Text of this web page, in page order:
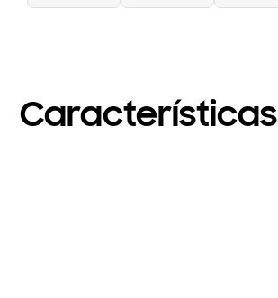
Características